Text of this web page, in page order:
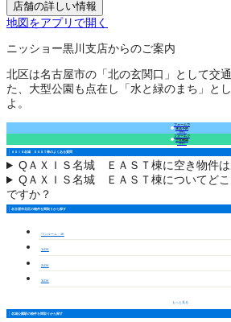
店舗の詳しい情報
地図をアプリで開く
ニッショー黒川支店からのご案内
北区は名古屋市の「北の玄関口」として交
た、大型公園も点在し「水と緑のまち」と
よ。
フォームで
来店予約
（無料）
フォームで
空室確認
（無料）
ＡＸＩＳ名城 ＥＡＳＴ棟のよくある質問
QＡＸＩＳ名城 ＥＡＳＴ棟に空き物件は
QＡＸＩＳ名城 ＥＡＳＴ棟についてど
ですか？
名古屋市北区の物件を間取りから探す
ワンルーム・1K
1LDK
2LDK
3LDK
もっと見る
名城公園駅の物件を間取りから探す